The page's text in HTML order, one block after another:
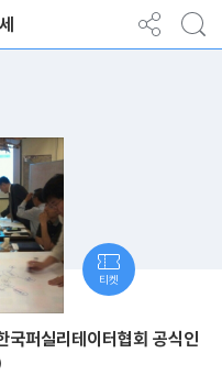
퍼실리테이터협회 공식인
티켓